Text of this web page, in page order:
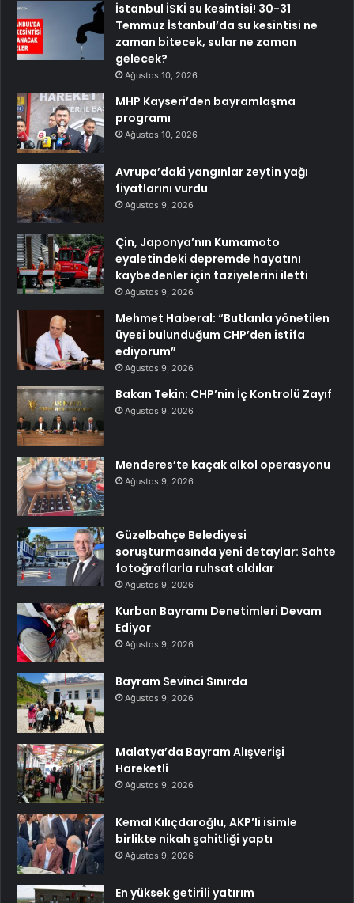
İstanbul İSKİ su kesintisi! 30-31
Temmuz İstanbul’da su kesintisi ne
zaman bitecek, sular ne zaman
gelecek?
Ağustos 10, 2026
MHP Kayseri’den bayramlaşma
programı
Ağustos 10, 2026
Avrupa’daki yangınlar zeytin yağı
fiyatlarını vurdu
Ağustos 9, 2026
Çin, Japonya’nın Kumamoto
eyaletindeki depremde hayatını
kaybedenler için taziyelerini iletti
Ağustos 9, 2026
Mehmet Haberal: “Butlanla yönetilen
üyesi bulunduğum CHP’den istifa
ediyorum”
Ağustos 9, 2026
Bakan Tekin: CHP’nin İç Kontrolü Zayıf
Ağustos 9, 2026
Menderes’te kaçak alkol operasyonu
Ağustos 9, 2026
Güzelbahçe Belediyesi
soruşturmasında yeni detaylar: Sahte
fotoğraflarla ruhsat aldılar
Ağustos 9, 2026
Kurban Bayramı Denetimleri Devam
Ediyor
Ağustos 9, 2026
Bayram Sevinci Sınırda
Ağustos 9, 2026
Malatya’da Bayram Alışverişi
Hareketli
Ağustos 9, 2026
Kemal Kılıçdaroğlu, AKP’li isimle
birlikte nikah şahitliği yaptı
Ağustos 9, 2026
En yüksek getirili yatırım